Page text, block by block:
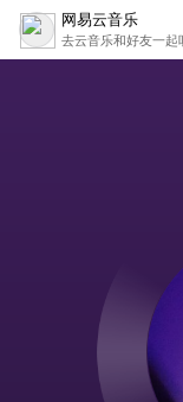
网易云音乐
去云音乐和好友一起